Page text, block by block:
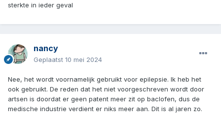
sterkte in ieder geval
nancy
Geplaatst 10 mei 2024
Nee, het wordt voornamelijk gebruikt voor epilepsie. Ik heb het
ook gebruikt. De reden dat het niet voorgeschreven wordt door
artsen is doordat er geen patent meer zit op baclofen, dus de
medische industrie verdient er niks meer aan. Dit is al jaren zo.